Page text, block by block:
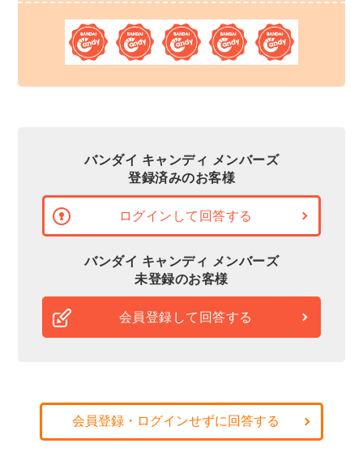
バンダイ キャンディ メンバーズ
登録済みのお客様
ログインして回答する
バンダイ キャンディ メンバーズ
未登録のお客様
会員登録して回答する
会員登録・ログインせずに回答する